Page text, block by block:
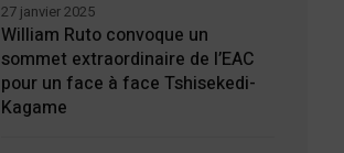
William Ruto convoque un
sommet extraordinaire de l’EAC
pour un face à face Tshisekedi-
Kagame
27 janvier 2025